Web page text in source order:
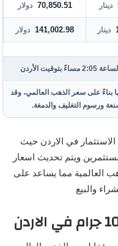
دينار 70,850.51 دولار
دينار 141,002.98 دولار
بناءً على سعر الذهب العالمي، وقد
ورسوم التغليف والدمغة.
في الاردن حيث
ويتم تحديث اسعار
العالمية مما يساعد على
والبيع